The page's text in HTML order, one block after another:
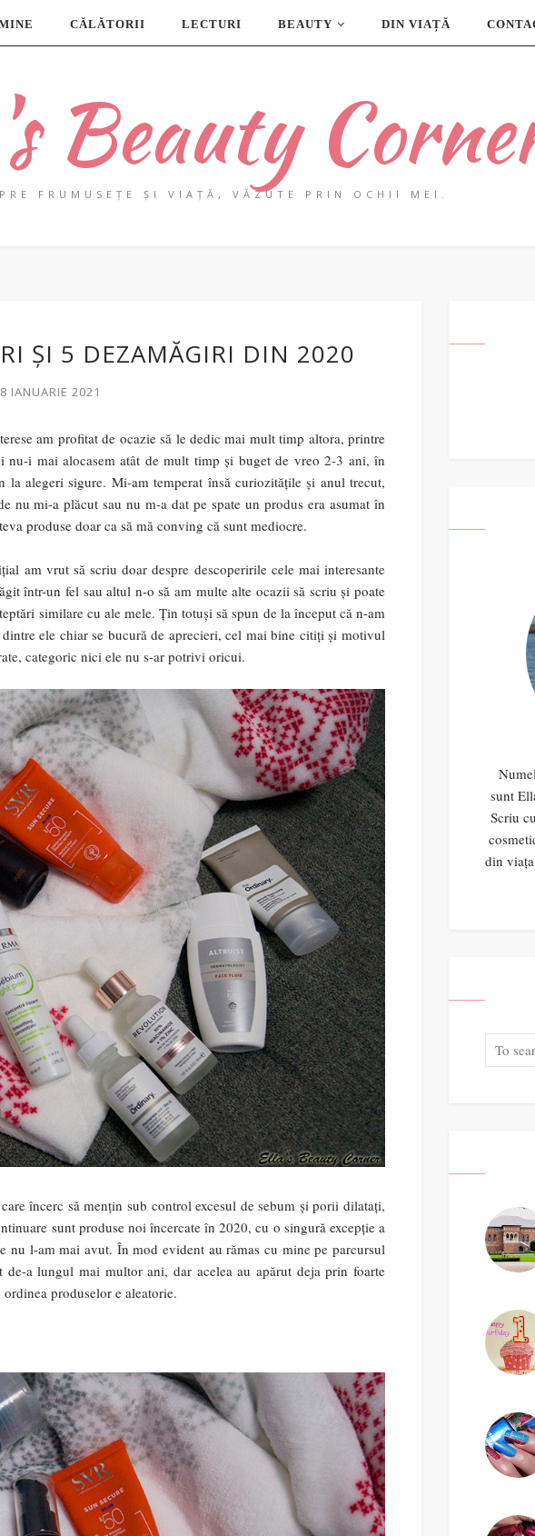
CĂLĂTORII LECTURI BEAUTY DIN VIAȚĂ
Beauty
FRUMUSEȚE ȘI VIAȚĂ, VĂZUTE PRIN OCHII MEI.
ȘI 5 DEZAMĂGIRI DIN 2020
IANUARIE 2021
am profitat de ocazie să le dedic mai mult timp altora, printre
i mai alocasem atât de mult timp și buget de vreo 2-3 ani, în
la alegeri sigure. Mi-am temperat însă curiozitățile și anul trecut,
nu mi-a plăcut sau nu m-a dat pe spate un produs era asumat în
produse doar ca să mă conving că sunt mediocre.
am vrut să scriu doar despre descoperirile cele mai interesante
într-un fel sau altul n-o să am multe alte ocazii să scriu și poate
similare cu ale mele. Țin totuși să spun de la început că n-am
ele chiar se bucură de aprecieri, cel mai bine citiți și motivul
categoric nici ele nu s-ar potrivi oricui.
încerc să mențin sub control excesul de sebum și porii dilatați,
sunt produse noi încercate în 2020, cu o singură excepție a
nu l-am mai avut. În mod evident au rămas cu mine pe parcursul
a lungul mai multor ani, dar acelea au apărut deja prin foarte
produselor e aleatorie.
sunt
Scriu
din